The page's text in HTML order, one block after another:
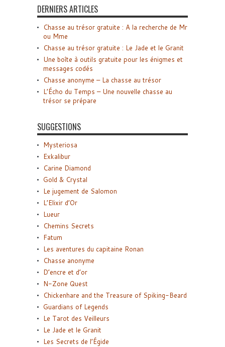
DERNIERS ARTICLES
Chasse au trésor gratuite : A la recherche de Mr
ou Mme
Chasse au trésor gratuite : Le Jade et le Granit
Une boîte à outils gratuite pour les énigmes et
messages codés
Chasse anonyme – La chasse au trésor
L’Écho du Temps – Une nouvelle chasse au
trésor se prépare
SUGGESTIONS
Mysteriosa
Exkalibur
Carine Diamond
Gold & Crystal
Le jugement de Salomon
L’Elixir d’Or
Lueur
Chemins Secrets
Fatum
Les aventures du capitaine Ronan
Chasse anonyme
D’encre et d’or
N-Zone Quest
Chickenhare and the Treasure of Spiking-Beard
Guardians of Legends
Le Tarot des Veilleurs
Le Jade et le Granit
Les Secrets de l’Égide